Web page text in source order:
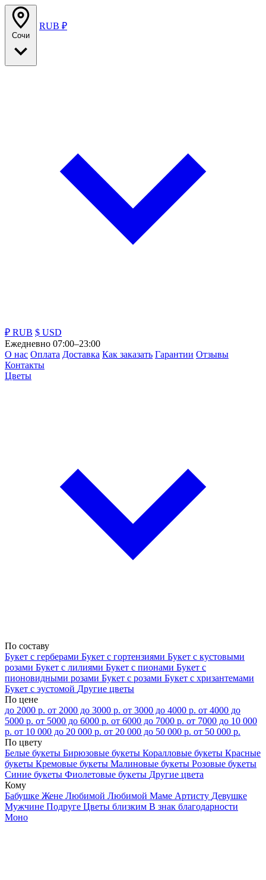
Сочи
RUB ₽
₽ RUB $ USD
Ежедневно 07:00–23:00
О нас Оплата Доставка Как заказать Гарантии Отзывы
Контакты
Цветы
По составу
Букет с герберами Букет с гортензиями Букет с кустовыми
розами Букет с лилиями Букет с пионами Букет с
пионовидными розами Букет с розами Букет с хризантемами
Букет с эустомой Другие цветы
По цене
до 2000 р. от 2000 до 3000 р. от 3000 до 4000 р. от 4000 до
5000 р. от 5000 до 6000 р. от 6000 до 7000 р. от 7000 до 10 000
р. от 10 000 до 20 000 р. от 20 000 до 50 000 р. от 50 000 р.
По цвету
Белые букеты Бирюзовые букеты Коралловые букеты Красные
букеты Кремовые букеты Малиновые букеты Розовые букеты
Синие букеты Фиолетовые букеты Другие цвета
Кому
Бабушке Жене Любимой Любимой Маме Артисту Девушке
Мужчине Подруге Цветы близким В знак благодарности
Моно